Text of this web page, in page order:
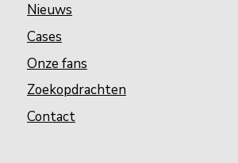
Nieuws
Cases
Onze fans
Zoekopdrachten
Contact